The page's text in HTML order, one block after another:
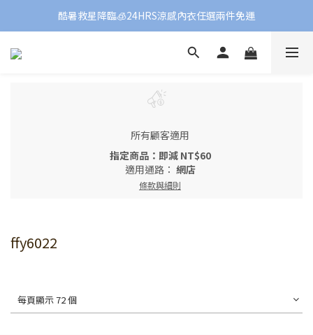
酷暑救星降臨🧊24HRS涼感內衣任選兩件免運
所有顧客適用
指定商品：即減 NT$60
適用通路： 網店
條款與細則
ffy6022
每頁顯示 72 個